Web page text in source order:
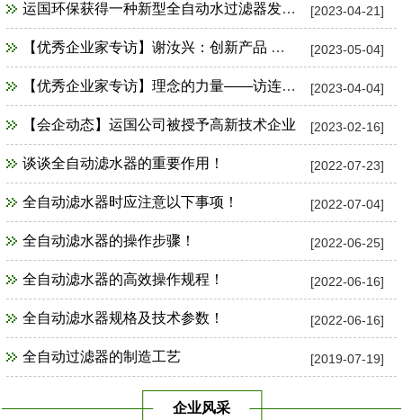
[2023-04-21]
运国环保获得一种新型全自动水过滤器发明专利证书
[2023-05-04]
【优秀企业家专访】谢汝兴：创新产品 占领市场制高点
[2023-04-04]
【优秀企业家专访】理念的力量——访连云港市运国环保设备公司总经理谢汝兴
[2023-02-16]
【会企动态】运国公司被授予高新技术企业
[2022-07-23]
谈谈全自动滤水器的重要作用！
[2022-07-04]
全自动滤水器时应注意以下事项！
[2022-06-25]
全自动滤水器的操作步骤！
[2022-06-16]
全自动滤水器的高效操作规程！
[2022-06-16]
全自动滤水器规格及技术参数！
[2019-07-19]
全自动过滤器的制造工艺
企业风采